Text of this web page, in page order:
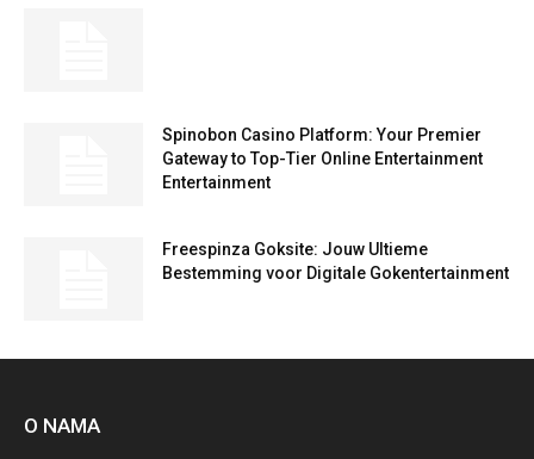
Spinobon Casino Platform: Your Premier
Gateway to Top-Tier Online Entertainment
Entertainment
Freespinza Goksite: Jouw Ultieme
Bestemming voor Digitale Gokentertainment
O NAMA